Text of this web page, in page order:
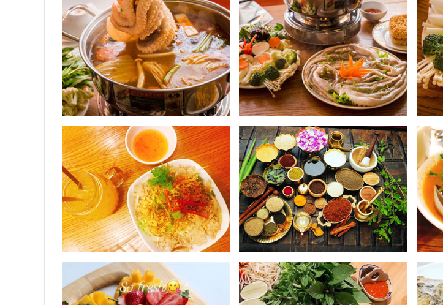
Lẩu Tom Yum chuẩn vị Thái tại Halal@Saigon
Lẩu Tom Yumlà sự kết hợp của rất nhiều nguyên liệu, gia vị khác nhau, đặc biệt trong số đó
thơm hương sả đặc trưng, thêm chút ngọt béo của nước cốt dừa sẽ khiến người thưởng thức
nhẹ hay bữa ăn thông thường đều rất thích hợp.
Halal@Saigon - Ẩm thực Malaysia trên đất Sài Gòn
Ra đời với niềm đam mê mang đến cho thực khách Việt hương vị tuyệt vời của nền ẩm thực
Đại đa số du khách theo đạo Hồi và những người yêu thích ẩm thực Malaysia đều chọn nơi đây
màu sắc tươi tắn, nhà hàng đã tạo được cảm giác thoải mái trong lòng thực khách.